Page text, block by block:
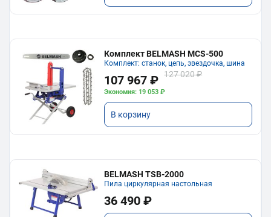
Комплект BELMASH MCS-500
Комплект: станок, цепь, звездочка, шина
107 967 ₽ 127 020 ₽
Экономия: 19 053 ₽
В корзину
BELMASH TSB-2000
Пила циркулярная настольная
36 490 ₽